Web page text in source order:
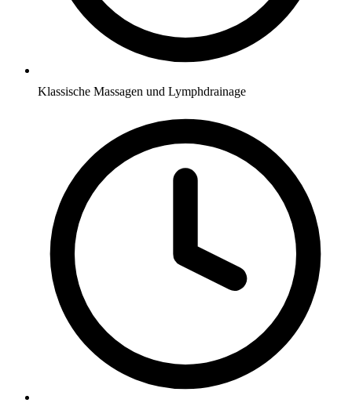
Klassische Massagen und Lymphdrainage